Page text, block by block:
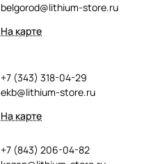
belgorod@lithium-store.ru
На карте
+7 (343) 318-04-29
ekb@lithium-store.ru
На карте
+7 (843) 206-04-82